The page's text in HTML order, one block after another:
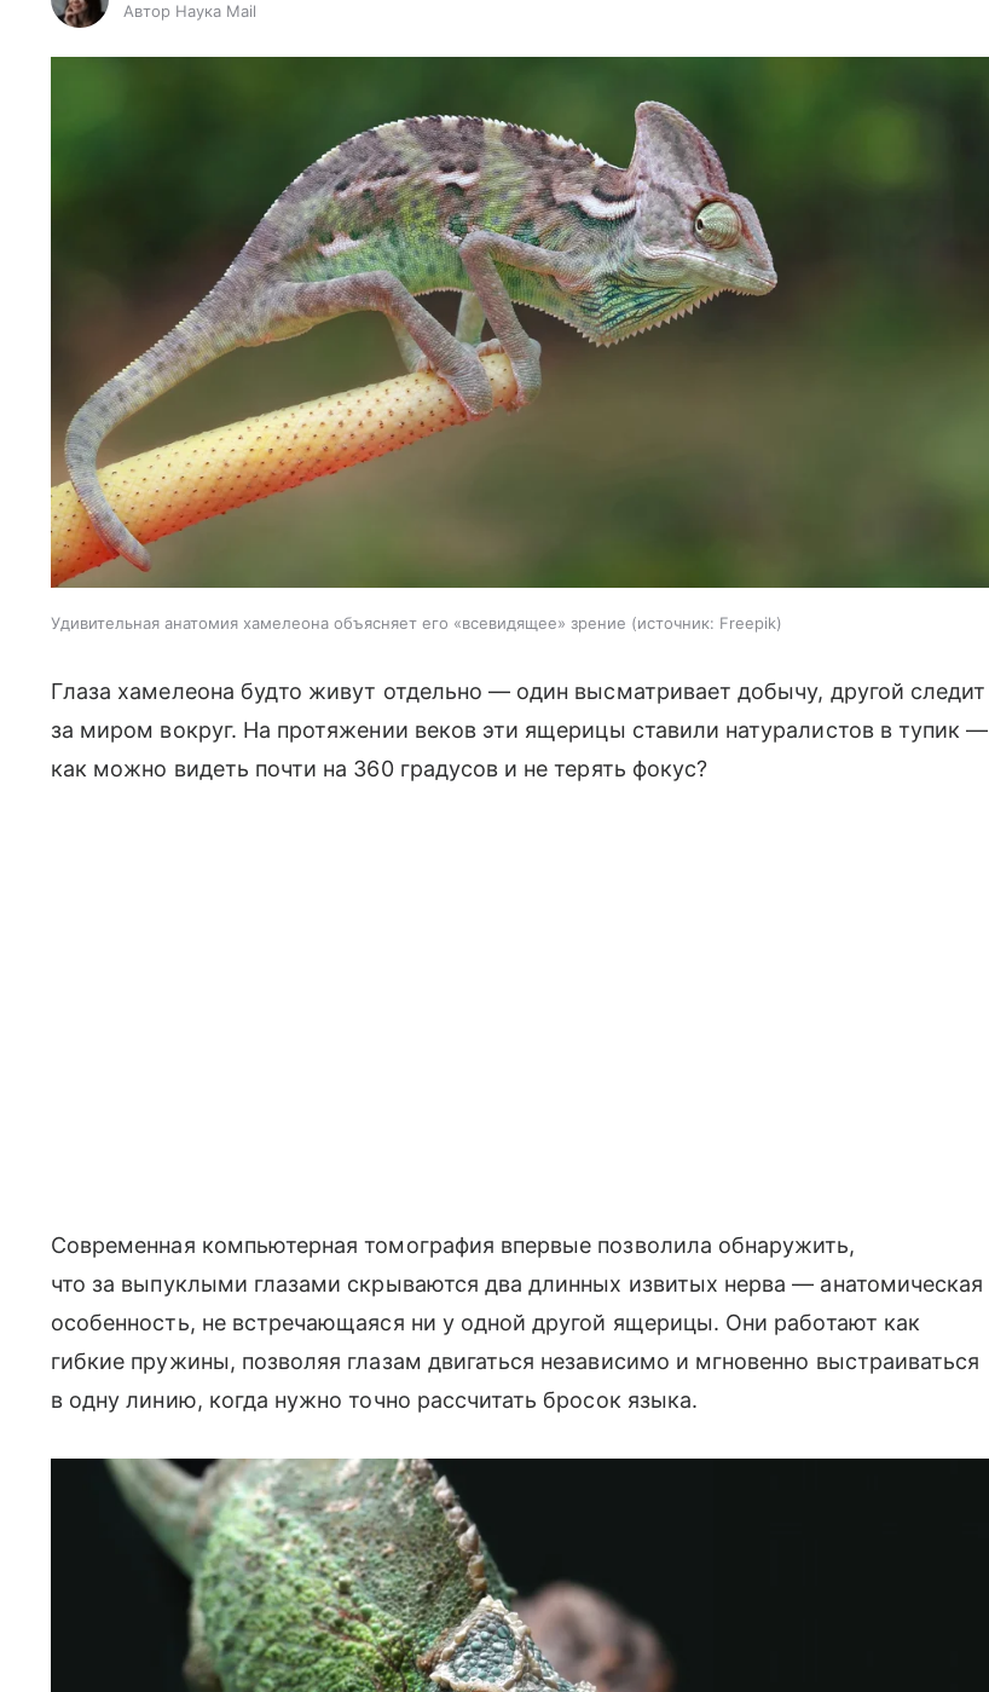
Автор Наука Mail
Удивительная анатомия хамелеона объясняет его «всевидящее» зрение источник: Freepik
Глаза хамелеона будто живут отдельно — один высматривает добычу, другой следит
за миром вокруг. На протяжении веков эти ящерицы ставили натуралистов в тупик —
как можно видеть почти на 360 градусов и не терять фокус?
Современная компьютерная томография впервые позволила обнаружить,
что за выпуклыми глазами скрываются два длинных извитых нерва — анатомическая
особенность, не встречающаяся ни у одной другой ящерицы. Они работают как
гибкие пружины, позволяя глазам двигаться независимо и мгновенно выстраиваться
в одну линию, когда нужно точно рассчитать бросок языка.